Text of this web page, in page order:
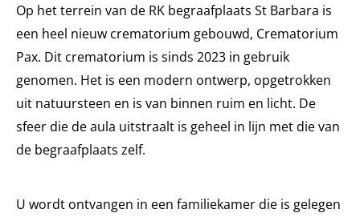
Op het terrein van de RK begraafplaats St Barbara is
een heel nieuw crematorium gebouwd, Crematorium
Pax. Dit crematorium is sinds 2023 in gebruik
genomen. Het is een modern ontwerp, opgetrokken
uit natuursteen en is van binnen ruim en licht. De
sfeer die de aula uitstraalt is geheel in lijn met die van
de begraafplaats zelf.
U wordt ontvangen in een familiekamer die is gelegen